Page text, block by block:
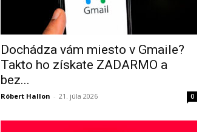
Dochádza vám miesto v Gmaile?
Takto ho získate ZADARMO a
bez...
Róbert Hallon - 21. júla 2026 0